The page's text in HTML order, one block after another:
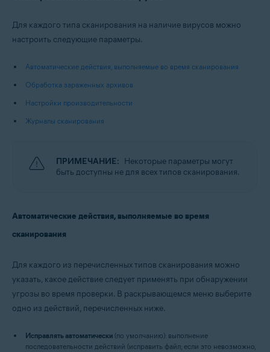
Для каждого типа сканирования на наличие вирусов можно
настроить следующие параметры.
Автоматические действия, выполняемые во время сканирования
Обработка зараженных архивов
Настройки производительности
Журналы сканирования
ПРИМЕЧАНИЕ: Некоторые параметры могут
быть доступны не для всех типов сканирования.
Автоматические действия, выполняемые во время
сканирования
Для каждого из перечисленных типов сканирования можно
указать, какое действие следует применять при обнаружении
угрозы во время проверки. В раскрывающемся меню выберите
одно из действий, перечисленных ниже.
Исправлять автоматически (по умолчанию): выполнение
последовательности действий (исправить файл; если это невозможно,